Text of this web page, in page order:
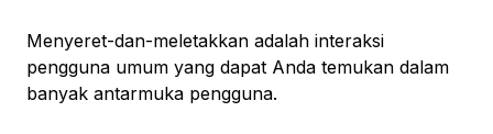
Menyeret-dan-meletakkan adalah interaksi
pengguna umum yang dapat Anda temukan dalam
banyak antarmuka pengguna.